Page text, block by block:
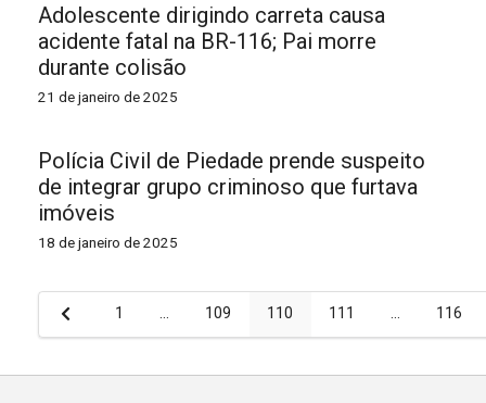
Adolescente dirigindo carreta causa
acidente fatal na BR-116; Pai morre
durante colisão
21 de janeiro de 2025
Polícia Civil de Piedade prende suspeito
de integrar grupo criminoso que furtava
imóveis
18 de janeiro de 2025
Paginação
de
1 … 109 110 111 … 116